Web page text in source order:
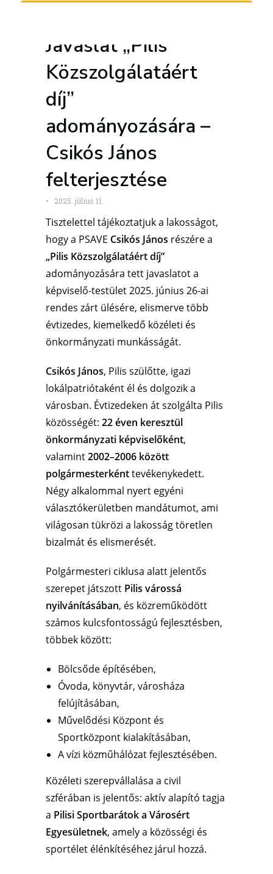
Javaslat „Pilis
Közszolgálatáért
díj”
adományozására –
Csikós János
felterjesztése
• 2025. július 11.
Tisztelettel tájékoztatjuk a lakosságot,
hogy a PSAVE Csikós János részére a
„Pilis Közszolgálatáért díj”
adományozására tett javaslatot a
képviselő-testület 2025. június 26-ai
rendes zárt ülésére, elismerve több
évtizedes, kiemelkedő közéleti és
önkormányzati munkásságát.
Csikós János, Pilis szülőtte, igazi
lokálpatriótaként él és dolgozik a
városban. Évtizedeken át szolgálta Pilis
közösségét: 22 éven keresztül
önkormányzati képviselőként,
valamint2002–2006 között
polgármesterkénttevékenykedett.
Négy alkalommal nyert egyéni
választókerületben mandátumot, ami
világosan tükrözi a lakosság töretlen
bizalmát és elismerését.
Polgármesteri ciklusa alatt jelentős
szerepet játszott Pilis várossá
nyilvánításában, és közreműködött
számos kulcsfontosságú fejlesztésben,
többek között:
Bölcsőde építésében,
Óvoda, könyvtár, városháza
felújításában,
Művelődési Központ és
Sportközpont kialakításában,
A vízi közműhálózat fejlesztésében.
Közéleti szerepvállalása a civil
szférában is jelentős: aktív alapító tagja
a Pilisi Sportbarátok a Városért
Egyesületnek, amely a közösségi és
sportélet élénkítéséhez járul hozzá.